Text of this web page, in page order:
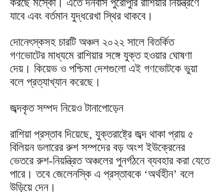
করছে মস্কো। এতে দনবাস পুরোপুরি রাশিয়ার নিয়ন্ত্রণে
যাবে এবং বর্তমান যুদ্ধরেখা স্থির থাকবে।
দোনেৎস্কসহ চারটি অঞ্চল ২০২২ সালে বিতর্কিত
গণভোটের মাধ্যমে রাশিয়ার সঙ্গে যুক্ত হওয়ার ঘোষণা
দেয়। কিয়েভ ও পশ্চিমা দেশগুলো এই গণভোটকে ভুয়া
বলে প্রত্যাখ্যান করেছে।
জব্দকৃত সম্পদ নিয়েও টানাপোড়েন
রাশিয়া প্রস্তাব দিয়েছে, যুক্তরাষ্ট্রে জব্দ থাকা প্রায় ৫
বিলিয়ন ডলারের রুশ সম্পদের বড় অংশ ইউক্রেনের
ভেতরে রুশ-নিয়ন্ত্রিত অঞ্চলের পুনর্গঠনে ব্যবহার করা যেতে
পারে। তবে জেলেনস্কি এ প্রস্তাবকে ‘অর্থহীন’ বলে
উড়িয়ে দেন।